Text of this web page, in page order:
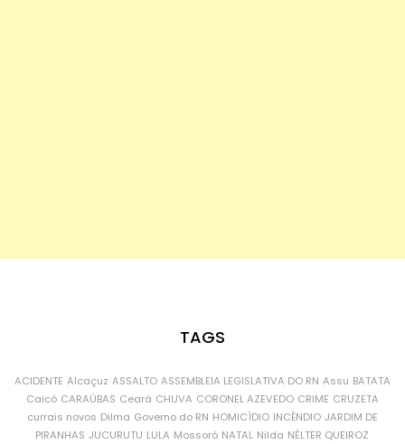
TAGS
ACIDENTE Alcaçuz ASSALTO ASSEMBLEIA LEGISLATIVA DO RN Assu BATATA
Caicó CARAÚBAS Ceará CHUVA CORONEL AZEVEDO CRIME CRUZETA
currais novos Dilma Governo do RN HOMICÍDIO INCÊNDIO JARDIM DE
PIRANHAS JUCURUTU LULA Mossoró NATAL Nilda NÉLTER QUEIROZ